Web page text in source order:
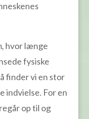
hvor længe
fysiske
finder vi en stor
indvielse. For en
op til og